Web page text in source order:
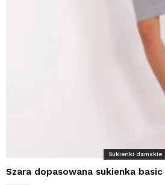
Sukienki damskie
Szara dopasowana sukienka